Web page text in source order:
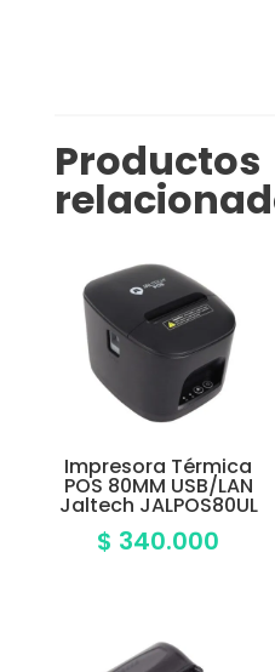
Productos
Impresora Térmica
POS 80MM USB/LAN
Jaltech JALPOS80UL
$ 340.000